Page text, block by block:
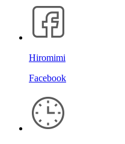
Hiromimi
Facebook